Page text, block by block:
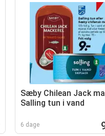
Sæby Chilean Jack
Salling tun i vand
6 dage